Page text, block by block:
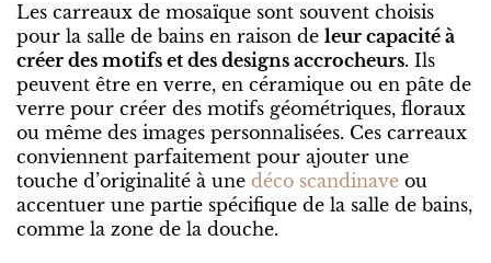
Les carreaux de mosaïque sont souvent choisis
pour la salle de bains en raison de leur capacité à
créer des motifs et des designs accrocheurs. Ils
peuvent être en verre, en céramique ou en pâte de
verre pour créer des motifs géométriques, floraux
ou même des images personnalisées. Ces carreaux
conviennent parfaitement pour ajouter une
touche d’originalité à une déco scandinave ou
accentuer une partie spécifique de la salle de bains,
comme la zone de la douche.